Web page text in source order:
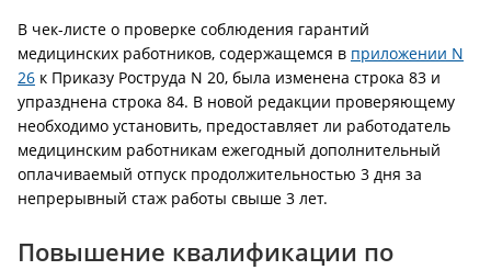
В чек-листе о проверке соблюдения гарантий
медицинских работников, содержащемся в приложении N
26 к Приказу Роструда N 20, была изменена строка 83 и
упразднена строка 84. В новой редакции проверяющему
необходимо установить, предоставляет ли работодатель
медицинским работникам ежегодный дополнительный
оплачиваемый отпуск продолжительностью 3 дня за
непрерывный стаж работы свыше 3 лет.
Повышение квалификации по